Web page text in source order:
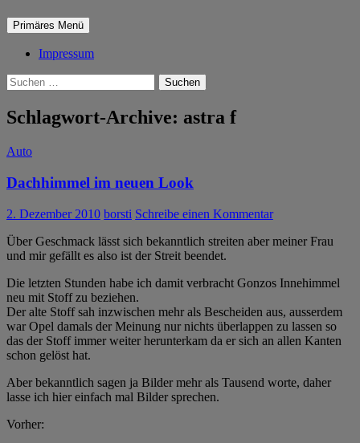
Suchen
Primäres Menü
springen
Impressum
Suchen
nach:
Schlagwort-Archive: astra f
Auto
Dachhimmel im neuen Look
2. Dezember 2010 borsti Schreibe einen Kommentar
Über Geschmack lässt sich bekanntlich streiten aber meiner Frau
und mir gefällt es also ist der Streit beendet.
Die letzten Stunden habe ich damit verbracht Gonzos Innehimmel
neu mit Stoff zu beziehen.
Der alte Stoff sah inzwischen mehr als Bescheiden aus, ausserdem
war Opel damals der Meinung nur nichts überlappen zu lassen so
das der Stoff immer weiter herunterkam da er sich an allen Kanten
schon gelöst hat.
Aber bekanntlich sagen ja Bilder mehr als Tausend worte, daher
lasse ich hier einfach mal Bilder sprechen.
Vorher: